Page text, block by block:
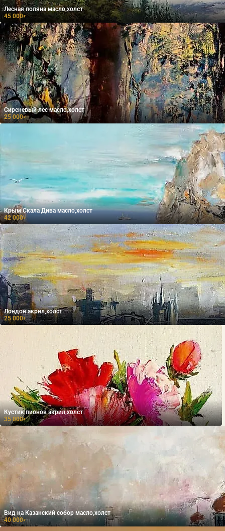
Лесная поляна масло,холст
45 000₽
Сиреневый лес масло,холст
25 000₽
Крым.Скала Дива масло,холст
42 000₽
Лондон акрил,холст
25 000₽
Кустик пионов акрил,холст
35 000₽
Вид на Казанский собор масло,холст
40 000₽